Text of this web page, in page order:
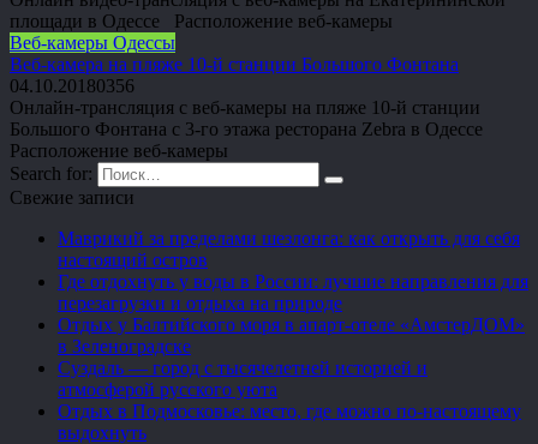
площади в Одессе Расположение веб-камеры
Веб-камеры Одессы
Веб-камера на пляже 10-й станции Большого Фонтана
04.10.20180356
Онлайн-трансляция с веб-камеры на пляже 10-й станции
Большого Фонтана с 3-го этажа ресторана Zebra в Одессе
Расположение веб-камеры
Search for:
Свежие записи
Маврикий за пределами шезлонга: как открыть для себя
настоящий остров
Где отдохнуть у воды в России: лучшие направления для
перезагрузки и отдыха на природе
Отдых у Балтийского моря в апарт-отеле «АмстерДОМ»
в Зеленоградске
Суздаль — город с тысячелетней историей и
атмосферой русского уюта
Отдых в Подмосковье: место, где можно по-настоящему
выдохнуть